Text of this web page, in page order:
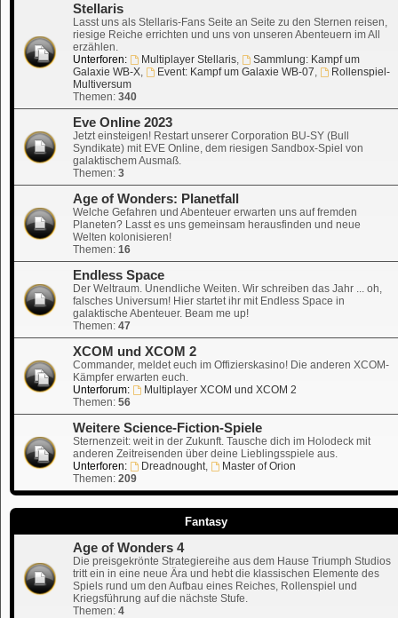
Stellaris
Lasst uns als Stellaris-Fans Seite an Seite zu den Sternen reisen,
riesige Reiche errichten und uns von unseren Abenteuern im All
erzählen.
Unterforen:
Multiplayer Stellaris,
Sammlung: Kampf um
Galaxie WB-X, Event: Kampf um Galaxie WB-07,
Rollenspiel-
Multiversum
Themen: 340
Eve Online 2023
Jetzt einsteigen! Restart unserer Corporation BU-SY (Bull
Syndikate) mit EVE Online, dem riesigen Sandbox-Spiel von
galaktischem Ausmaß.
Themen: 3
Age of Wonders: Planetfall
Welche Gefahren und Abenteuer erwarten uns auf fremden
Planeten? Lasst es uns gemeinsam herausfinden und neue
Welten kolonisieren!
Themen: 16
Endless Space
Der Weltraum. Unendliche Weiten. Wir schreiben das Jahr ... oh,
falsches Universum! Hier startet ihr mit Endless Space in
galaktische Abenteuer. Beam me up!
Themen: 47
XCOM und XCOM 2
Commander, meldet euch im Offizierskasino! Die anderen XCOM-
Kämpfer erwarten euch.
Unterforum:
Multiplayer XCOM und XCOM 2
Themen: 56
Weitere Science-Fiction-Spiele
Sternenzeit: weit in der Zukunft. Tausche dich im Holodeck mit
anderen Zeitreisenden über deine Lieblingsspiele aus.
Unterforen:
Dreadnought,
Master of Orion
Themen: 209
Fantasy
Age of Wonders 4
Die preisgekrönte Strategiereihe aus dem Hause Triumph Studios
tritt ein in eine neue Ära und hebt die klassischen Elemente des
Spiels rund um den Aufbau eines Reiches, Rollenspiel und
Kriegsführung auf die nächste Stufe.
Themen: 4